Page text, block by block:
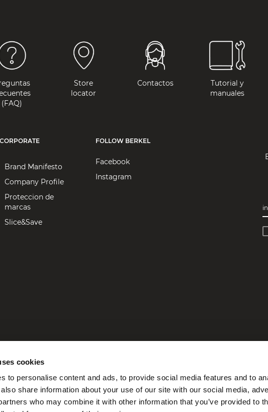
cookies
to personalise content and ads, to provide social media features and to
share information about your use of our site with our social media,
who may combine it with other information that you’ve provided to
(FAQ)
Store
locator
Contactos
Tutorial y
manuales
CORPORATE
Brand Manifesto
Company Profile
Proteccion de
marcas
Slice&Save
FOLLOW BERKEL
Facebook
Instagram
€ i.v. | REA VA-350604